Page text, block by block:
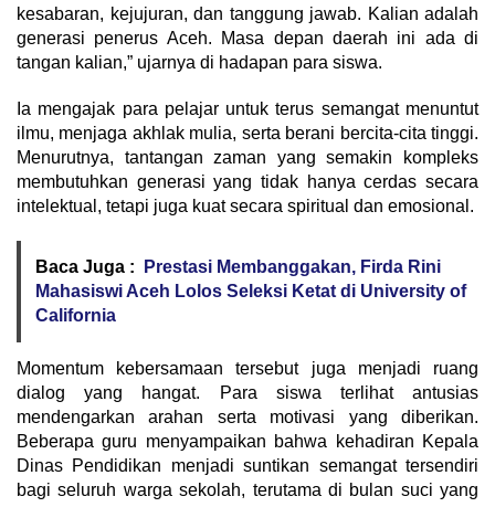
kesabaran, kejujuran, dan tanggung jawab. Kalian adalah
generasi penerus Aceh. Masa depan daerah ini ada di
tangan kalian,” ujarnya di hadapan para siswa.
Ia mengajak para pelajar untuk terus semangat menuntut
ilmu, menjaga akhlak mulia, serta berani bercita-cita tinggi.
Menurutnya, tantangan zaman yang semakin kompleks
membutuhkan generasi yang tidak hanya cerdas secara
intelektual, tetapi juga kuat secara spiritual dan emosional.
Baca Juga :
Prestasi Membanggakan, Firda Rini
Mahasiswi Aceh Lolos Seleksi Ketat di University of
California
Momentum kebersamaan tersebut juga menjadi ruang
dialog yang hangat. Para siswa terlihat antusias
mendengarkan arahan serta motivasi yang diberikan.
Beberapa guru menyampaikan bahwa kehadiran Kepala
Dinas Pendidikan menjadi suntikan semangat tersendiri
bagi seluruh warga sekolah, terutama di bulan suci yang